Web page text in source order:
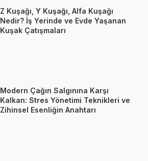
Z Kuşağı, Y Kuşağı, Alfa Kuşağı
Nedir? İş Yerinde ve Evde Yaşanan
Kuşak Çatışmaları
Modern Çağın Salgınına Karşı
Kalkan: Stres Yönetimi Teknikleri ve
Zihinsel Esenliğin Anahtarı